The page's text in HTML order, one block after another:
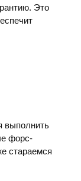
Это
выполнить
форс-
стараемся